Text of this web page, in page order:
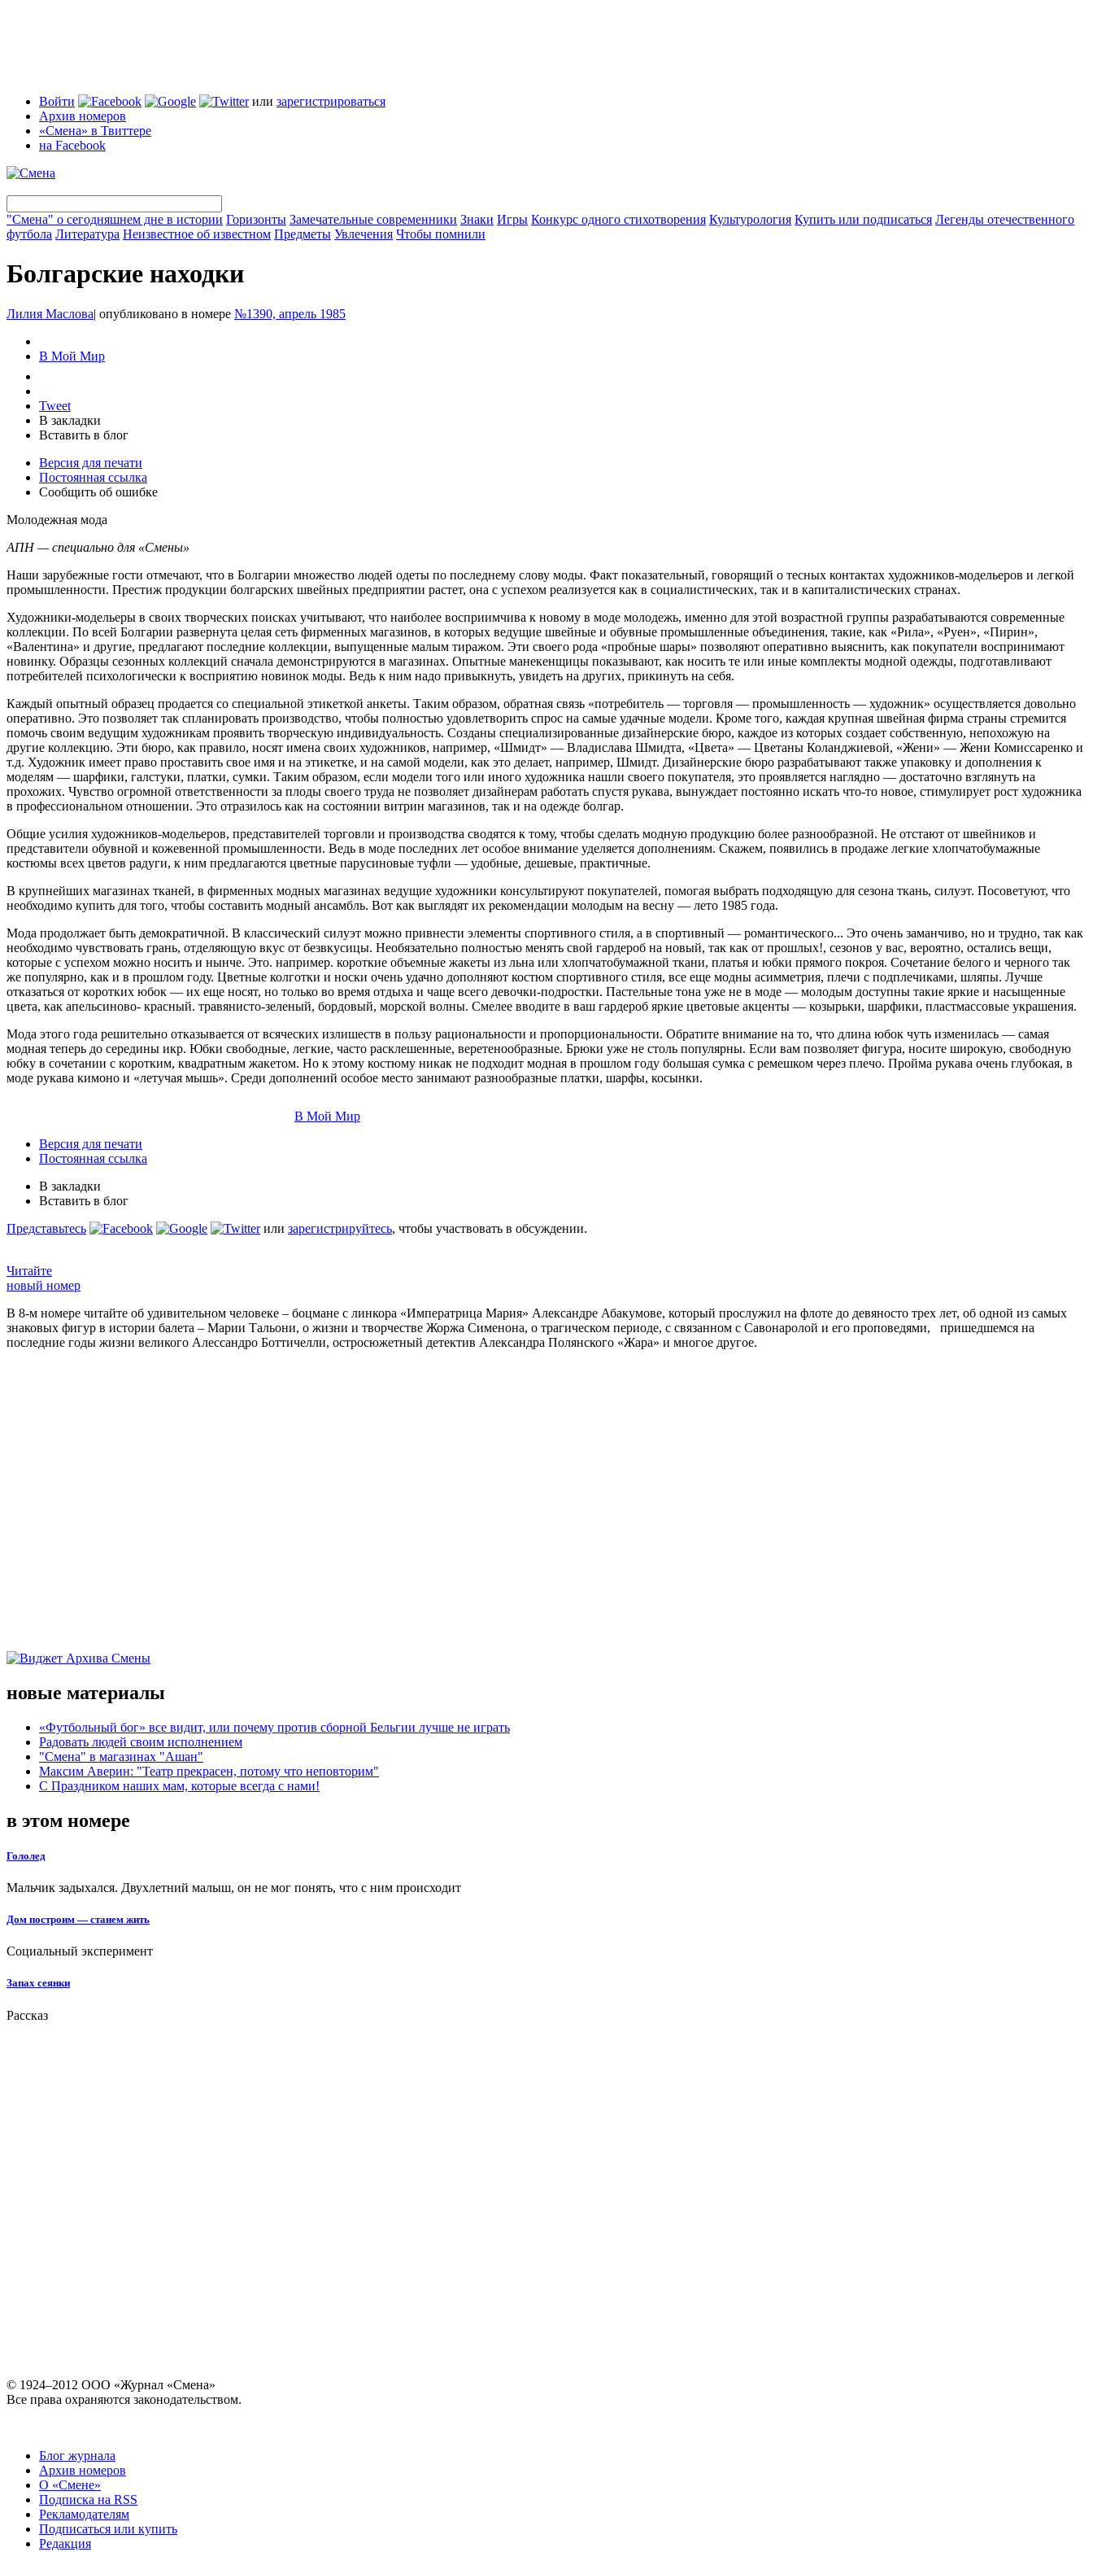
Войти или зарегистрироваться
Архив номеров
«Смена» в Твиттере
на Facebook
"Смена" о сегодняшнем дне в истории Горизонты Замечательные современники Знаки Игры Конкурс одного стихотворения Культурология Купить или подписаться Легенды отечественного
футбола Литература Неизвестное об известном Предметы Увлечения Чтобы помнили
Болгарские находки
Лилия Маслова| опубликовано в номере №1390, апрель 1985
В Мой Мир
Tweet
В закладки
Вставить в блог
Версия для печати
Постоянная ссылка
Сообщить об ошибке
Молодежная мода
АПН — специально для «Смены»
Наши зарубежные гости отмечают, что в Болгарии множество людей одеты по последнему слову моды. Факт показательный, говорящий о тесных контактах художников-модельеров и легкой
промышленности. Престиж продукции болгарских швейных предприятии растет, она с успехом реализуется как в социалистических, так и в капиталистических странах.
Художники-модельеры в своих творческих поисках учитывают, что наиболее восприимчива к новому в моде молодежь, именно для этой возрастной группы разрабатываются современные
коллекции. По всей Болгарии развернута целая сеть фирменных магазинов, в которых ведущие швейные и обувные промышленные объединения, такие, как «Рила», «Руен», «Пирин»,
«Валентина» и другие, предлагают последние коллекции, выпущенные малым тиражом. Эти своего рода «пробные шары» позволяют оперативно выяснить, как покупатели воспринимают
новинку. Образцы сезонных коллекций сначала демонстрируются в магазинах. Опытные манекенщицы показывают, как носить те или иные комплекты модной одежды, подготавливают
потребителей психологически к восприятию новинок моды. Ведь к ним надо привыкнуть, увидеть на других, прикинуть на себя.
Каждый опытный образец продается со специальной этикеткой анкеты. Таким образом, обратная связь «потребитель — торговля — промышленность — художник» осуществляется довольно
оперативно. Это позволяет так спланировать производство, чтобы полностью удовлетворить спрос на самые удачные модели. Кроме того, каждая крупная швейная фирма страны стремится
помочь своим ведущим художникам проявить творческую индивидуальность. Созданы специализированные дизайнерские бюро, каждое из которых создает собственную, непохожую на
другие коллекцию. Эти бюро, как правило, носят имена своих художников, например, «Шмидт» — Владислава Шмидта, «Цвета» — Цветаны Коланджиевой, «Жени» — Жени Комиссаренко и
т.д. Художник имеет право проставить свое имя и на этикетке, и на самой модели, как это делает, например, Шмидт. Дизайнерские бюро разрабатывают также упаковку и дополнения к
моделям — шарфики, галстуки, платки, сумки. Таким образом, если модели того или иного художника нашли своего покупателя, это проявляется наглядно — достаточно взглянуть на
прохожих. Чувство огромной ответственности за плоды своего труда не позволяет дизайнерам работать спустя рукава, вынуждает постоянно искать что-то новое, стимулирует рост художника
в профессиональном отношении. Это отразилось как на состоянии витрин магазинов, так и на одежде болгар.
Общие усилия художников-модельеров, представителей торговли и производства сводятся к тому, чтобы сделать модную продукцию более разнообразной. Не отстают от швейников и
представители обувной и кожевенной промышленности. Ведь в моде последних лет особое внимание уделяется дополнениям. Скажем, появились в продаже легкие хлопчатобумажные
костюмы всех цветов радуги, к ним предлагаются цветные парусиновые туфли — удобные, дешевые, практичные.
В крупнейших магазинах тканей, в фирменных модных магазинах ведущие художники консультируют покупателей, помогая выбрать подходящую для сезона ткань, силуэт. Посоветуют, что
необходимо купить для того, чтобы составить модный ансамбль. Вот как выглядят их рекомендации молодым на весну — лето 1985 года.
Мода продолжает быть демократичной. В классический силуэт можно привнести элементы спортивного стиля, а в спортивный — романтического... Это очень заманчиво, но и трудно, так как
необходимо чувствовать грань, отделяющую вкус от безвкусицы. Необязательно полностью менять свой гардероб на новый, так как от прошлых!, сезонов у вас, вероятно, остались вещи,
которые с успехом можно носить и нынче. Это. например. короткие объемные жакеты из льна или хлопчатобумажной ткани, платья и юбки прямого покроя. Сочетание белого и черного так
же популярно, как и в прошлом году. Цветные колготки и носки очень удачно дополняют костюм спортивного стиля, все еще модны асимметрия, плечи с подплечиками, шляпы. Лучше
отказаться от коротких юбок — их еще носят, но только во время отдыха и чаще всего девочки-подростки. Пастельные тона уже не в моде — молодым доступны такие яркие и насыщенные
цвета, как апельсиново- красный. травянисто-зеленый, бордовый, морской волны. Смелее вводите в ваш гардероб яркие цветовые акценты — козырьки, шарфики, пластмассовые украшения.
Мода этого года решительно отказывается от всяческих излишеств в пользу рациональности и пропорциональности. Обратите внимание на то, что длина юбок чуть изменилась — самая
модная теперь до середины икр. Юбки свободные, легкие, часто расклешенные, веретенообразные. Брюки уже не столь популярны. Если вам позволяет фигура, носите широкую, свободную
юбку в сочетании с коротким, квадратным жакетом. Но к этому костюму никак не подходит модная в прошлом году большая сумка с ремешком через плечо. Пройма рукава очень глубокая, в
моде рукава кимоно и «летучая мышь». Среди дополнений особое место занимают разнообразные платки, шарфы, косынки.
В Мой Мир
Версия для печати
Постоянная ссылка
В закладки
Вставить в блог
Представьтесь
или зарегистрируйтесь, чтобы участвовать в обсуждении.
Читайте
новый номер
В 8-м номере читайте об удивительном человеке – боцмане с линкора «Императрица Мария» Александре Абакумове, который прослужил на флоте до девяносто трех лет, об одной из самых
знаковых фигур в истории балета – Марии Тальони, о жизни и творчестве Жоржа Сименона, о трагическом периоде, с связанном с Савонаролой и его проповедями, пришедшемся на
последние годы жизни великого Алессандро Боттичелли, остросюжетный детектив Александра Полянского «Жара» и многое другое.
новые материалы
«Футбольный бог» все видит, или почему против сборной Бельгии лучше не играть
Радовать людей своим исполнением
"Смена" в магазинах "Ашан"
Максим Аверин: "Театр прекрасен, потому что неповторим"
С Праздником наших мам, которые всегда с нами!
в этом номере
Гололед
Мальчик задыхался. Двухлетний малыш, он не мог понять, что с ним происходит
Дом построим — станем жить
Социальный эксперимент
Запах сеянки
Рассказ
© 1924–2012 ООО «Журнал «Смена»
Все права охраняются законодательством.
Блог журнала
Архив номеров
О «Смене»
Подписка на RSS
Рекламодателям
Подписаться или купить
Редакция